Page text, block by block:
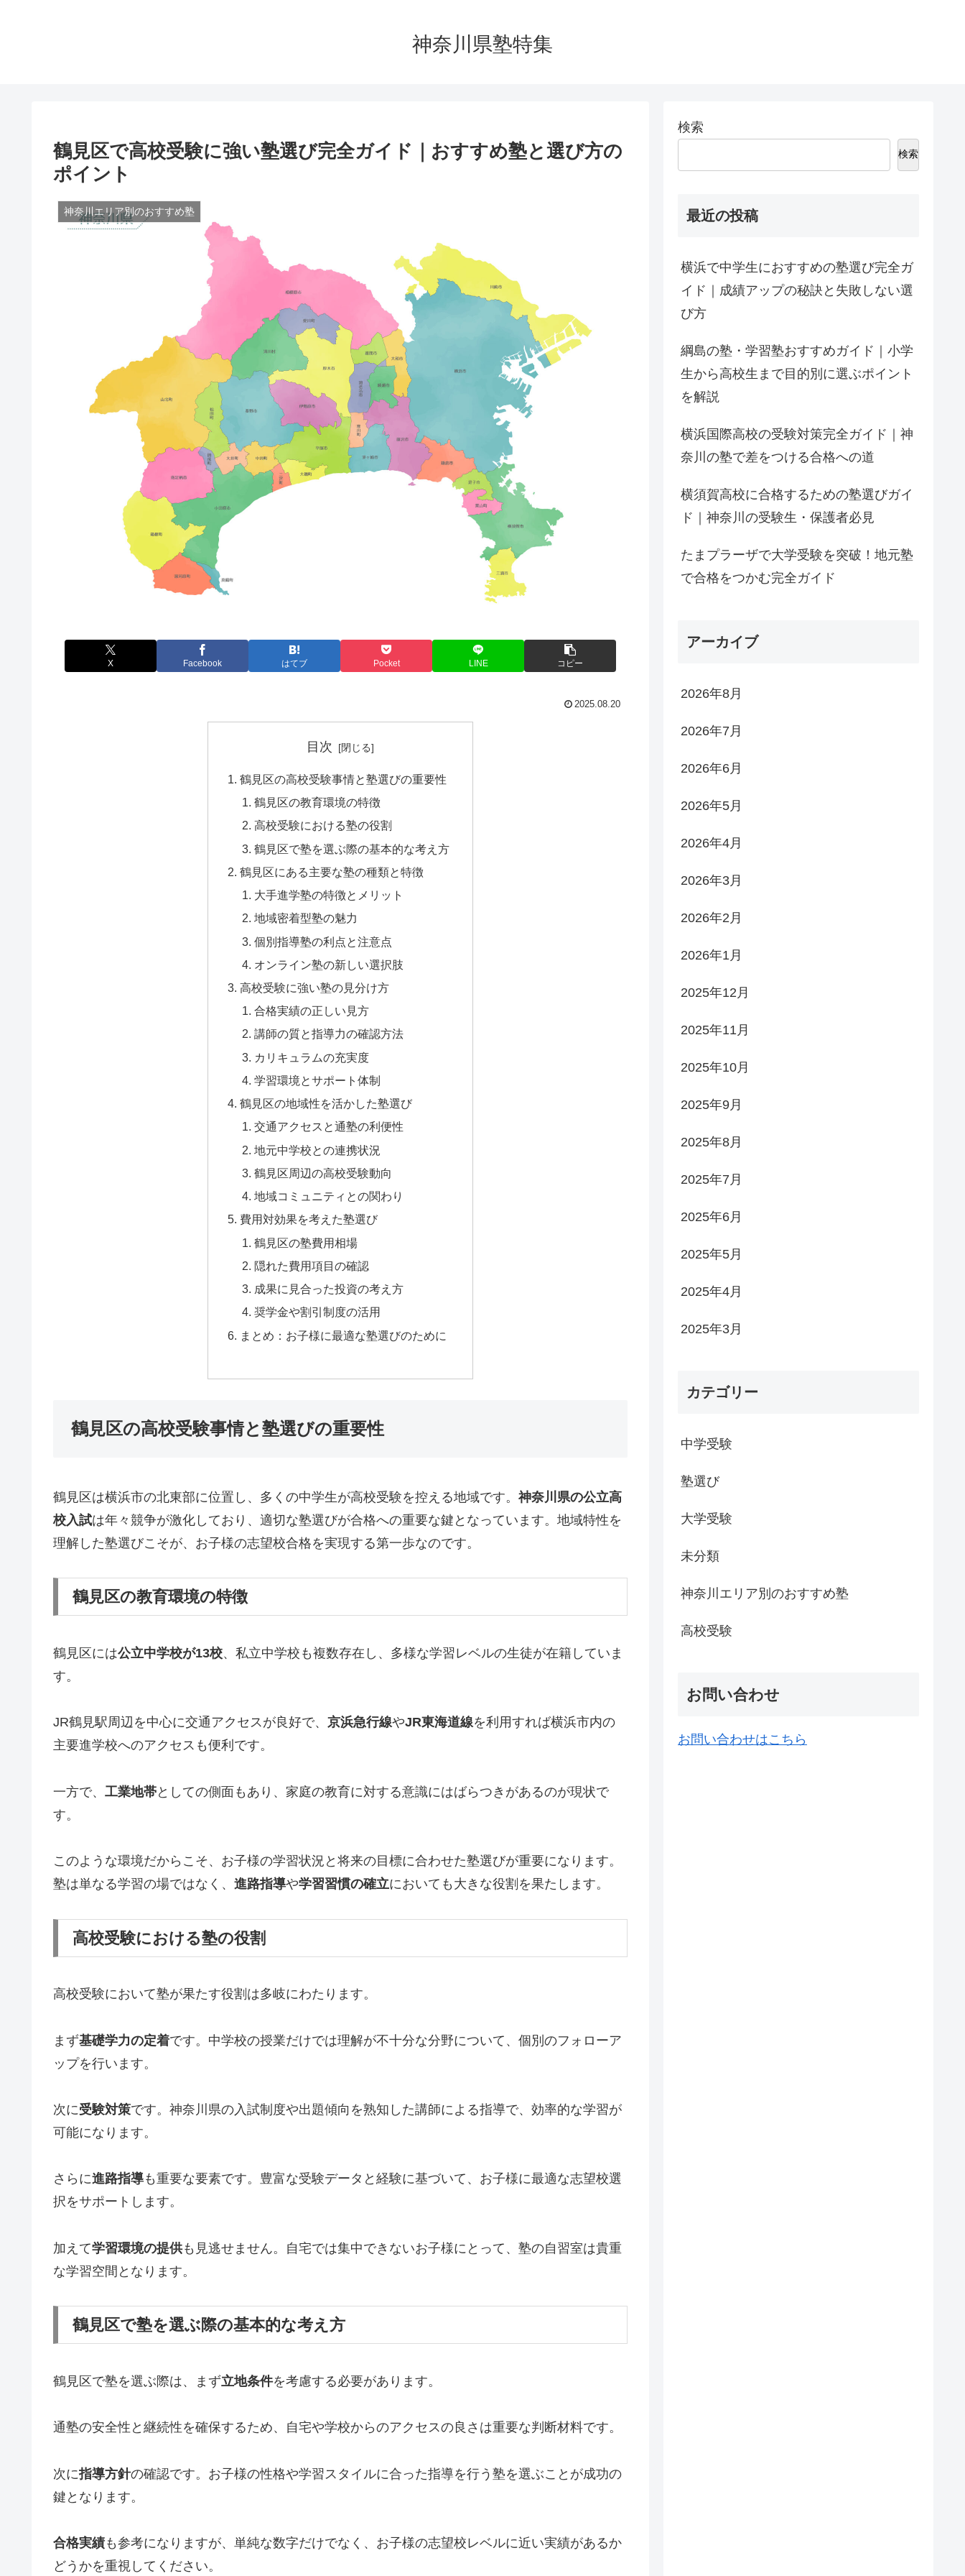
神奈川県塾特集
鶴見区で高校受験に強い塾選び完全ガイド｜おすすめ塾と選び方の
ポイント
神奈川エリア別のおすすめ塾
X Facebook はてブ Pocket LINE コピー
2025.08.20
目次
鶴見区の高校受験事情と塾選びの重要性
鶴見区の教育環境の特徴
高校受験における塾の役割
鶴見区で塾を選ぶ際の基本的な考え方
鶴見区にある主要な塾の種類と特徴
大手進学塾の特徴とメリット
地域密着型塾の魅力
個別指導塾の利点と注意点
オンライン塾の新しい選択肢
高校受験に強い塾の見分け方
合格実績の正しい見方
講師の質と指導力の確認方法
カリキュラムの充実度
学習環境とサポート体制
鶴見区の地域性を活かした塾選び
交通アクセスと通塾の利便性
地元中学校との連携状況
鶴見区周辺の高校受験動向
地域コミュニティとの関わり
費用対効果を考えた塾選び
鶴見区の塾費用相場
隠れた費用項目の確認
成果に見合った投資の考え方
奨学金や割引制度の活用
まとめ：お子様に最適な塾選びのために
鶴見区の高校受験事情と塾選びの重要性
鶴見区は横浜市の北東部に位置し、多くの中学生が高校受験を控える地域です。 神奈川県の公立高
校入試は年々競争が激化しており、適切な塾選びが合格への重要な鍵となっています。地域特性を
理解した塾選びこそが、お子様の志望校合格を実現する第一歩なのです。
鶴見区の教育環境の特徴
鶴見区には公立中学校が13校、私立中学校も複数存在し、多様な学習レベルの生徒が在籍していま
す。
JR鶴見駅周辺を中心に交通アクセスが良好で、 京浜急行線やJR東海道線を利用すれば横浜市内の
主要進学校へのアクセスも便利です。
一方で、 工業地帯としての側面もあり、家庭の教育に対する意識にはばらつきがあるのが現状で
す。
このような環境だからこそ、お子様の学習状況と将来の目標に合わせた塾選びが重要になります。
塾は単なる学習の場ではなく、 進路指導や学習習慣の確立においても大きな役割を果たします。
高校受験における塾の役割
高校受験において塾が果たす役割は多岐にわたります。
まず基礎学力の定着です。中学校の授業だけでは理解が不十分な分野について、個別のフォローア
ップを行います。
次に受験対策です。神奈川県の入試制度や出題傾向を熟知した講師による指導で、効率的な学習が
可能になります。
さらに進路指導も重要な要素です。豊富な受験データと経験に基づいて、お子様に最適な志望校選
択をサポートします。
加えて学習環境の提供も見逃せません。自宅では集中できないお子様にとって、塾の自習室は貴重
な学習空間となります。
鶴見区で塾を選ぶ際の基本的な考え方
鶴見区で塾を選ぶ際は、まず立地条件を考慮する必要があります。
通塾の安全性と継続性を確保するため、自宅や学校からのアクセスの良さは重要な判断材料です。
次に指導方針の確認です。お子様の性格や学習スタイルに合った指導を行う塾を選ぶことが成功の
鍵となります。
合格実績も参考になりますが、単純な数字だけでなく、お子様の志望校レベルに近い実績があるか
どうかを重視してください。
検索
検索
最近の投稿
横浜で中学生におすすめの塾選び完全ガ
イド｜成績アップの秘訣と失敗しない選
び方
綱島の塾・学習塾おすすめガイド｜小学
生から高校生まで目的別に選ぶポイント
を解説
横浜国際高校の受験対策完全ガイド｜神
奈川の塾で差をつける合格への道
横須賀高校に合格するための塾選びガイ
ド｜神奈川の受験生・保護者必見
たまプラーザで大学受験を突破！地元塾
で合格をつかむ完全ガイド
アーカイブ
2026年8月
2026年7月
2026年6月
2026年5月
2026年4月
2026年3月
2026年2月
2026年1月
2025年12月
2025年11月
2025年10月
2025年9月
2025年8月
2025年7月
2025年6月
2025年5月
2025年4月
2025年3月
カテゴリー
中学受験
塾選び
大学受験
未分類
神奈川エリア別のおすすめ塾
高校受験
お問い合わせ
お問い合わせはこちら